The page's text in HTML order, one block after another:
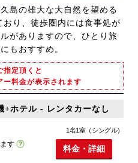
島の雄大な大自然を望める
り、徒歩圏内には食事処が
がありますので、ひとり旅
もおすすめ。
指定頂くと
ー料金が表示されます
+ホテル - レンタカーなし
す
1名1室（シングル）
料金・詳細